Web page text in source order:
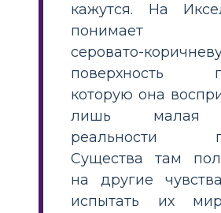
кажутся. На
понимает
серовато-
поверхность
которую она
лишь малая
реальности
Существа там
на другие
испытать их